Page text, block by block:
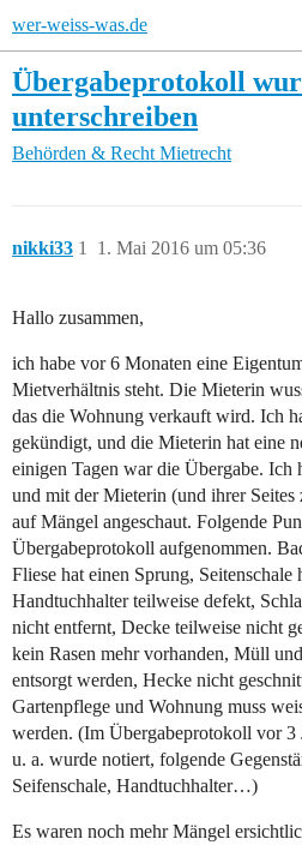
wer-weiss-was.de
Übergabeprotokoll
unterschreiben
Behörden & Recht Mietrecht
nikki33 1. Mai 2016 um 05:36
1
Hallo zusammen,
ich habe vor 6 Monaten eine
Mietverhältnis steht. Die Mieterin
das die Wohnung verkauft wird. Ich
gekündigt, und die Mieterin hat eine
einigen Tagen war die Übergabe.
und mit der Mieterin (und ihrer
auf Mängel angeschaut. Folgende
Übergabeprotokoll aufgenommen.
Fliese hat einen Sprung, Seitenschale
Handtuchhalter teilweise defekt,
nicht entfernt, Decke teilweise nicht
kein Rasen mehr vorhanden, Müll
entsorgt werden, Hecke nicht
Gartenpflege und Wohnung muss
werden. (Im Übergabeprotokoll vor 3
u. a. wurde notiert, folgende
Seifenschale, Handtuchhalter…)
Es waren noch mehr Mängel